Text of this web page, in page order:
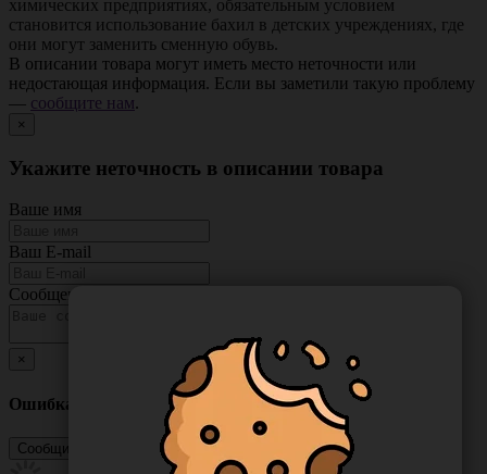
химических предприятиях, обязательным условием
становится использование бахил в детских учреждениях, где
они могут заменить сменную обувь.
В описании товара могут иметь место неточности или
недостающая информация. Если вы заметили такую проблему
— сообщите нам.
×
Укажите неточность в описании товара
Ваше имя
Ваш E-mail
Сообщение
×
Ошибка